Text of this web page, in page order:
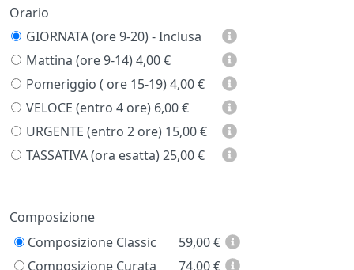
Orario
GIORNATA (ore 9-20) - Inclusa
Mattina (ore 9-14) 4,00 €
Pomeriggio ( ore 15-19) 4,00 €
VELOCE (entro 4 ore) 6,00 €
URGENTE (entro 2 ore) 15,00 €
TASSATIVA (ora esatta) 25,00 €
Prezzo
Composizione
Composizione Classic
59,00€
Composizione Curata
74,00€